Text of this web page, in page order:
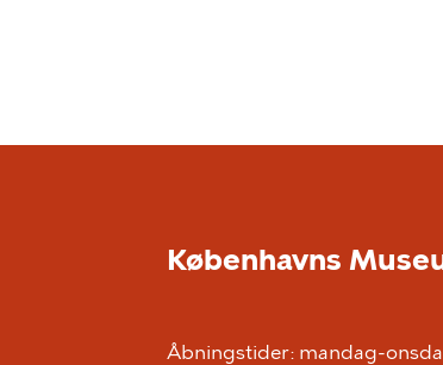
Københavns
Åbningstider: mandag-